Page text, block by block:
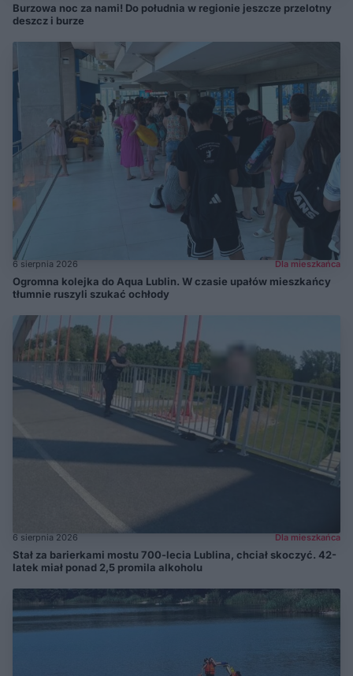
Burzowa noc za nami! Do południa w regionie jeszcze przelotny
deszcz i burze
6 sierpnia 2026 Dla mieszkańca
Ogromna kolejka do Aqua Lublin. W czasie upałów mieszkańcy
tłumnie ruszyli szukać ochłody
6 sierpnia 2026 Dla mieszkańca
Stał za barierkami mostu 700-lecia Lublina, chciał skoczyć. 42-
latek miał ponad 2,5 promila alkoholu